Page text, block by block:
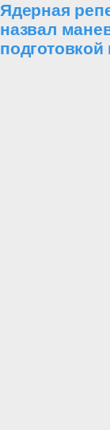
Ядерная
назвал